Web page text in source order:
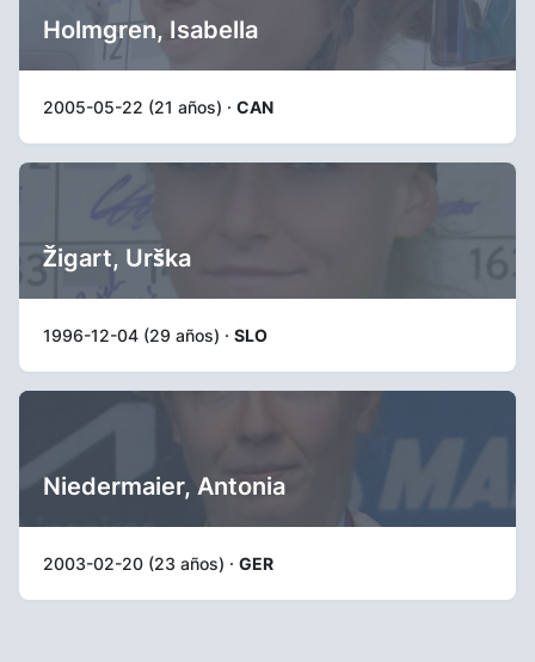
Holmgren, Isabella
2005-05-22 (21 años) · CAN
Žigart, Urška
1996-12-04 (29 años) · SLO
Niedermaier, Antonia
2003-02-20 (23 años) · GER